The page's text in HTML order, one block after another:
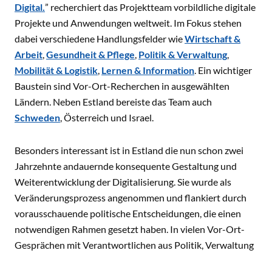
Digital.” recherchiert das Projektteam vorbildliche digitale
Projekte und Anwendungen weltweit. Im Fokus stehen
dabei verschiedene Handlungsfelder wieWirtschaft &
Arbeit,Gesundheit & Pflege, Politik & Verwaltung,
Mobilität & Logistik, Lernen & Information. Ein wichtiger
Baustein sind Vor-Ort-Recherchen in ausgewählten
Ländern. Neben Estland bereiste das Team auch
Schweden, Österreich und Israel.
Besonders interessant ist in Estland die nun schon zwei
Jahrzehnte andauernde konsequente Gestaltung und
Weiterentwicklung der Digitalisierung. Sie wurde als
Veränderungsprozess angenommen und flankiert durch
vorausschauende politische Entscheidungen, die einen
notwendigen Rahmen gesetzt haben. In vielen Vor-Ort-
Gesprächen mit Verantwortlichen aus Politik, Verwaltung